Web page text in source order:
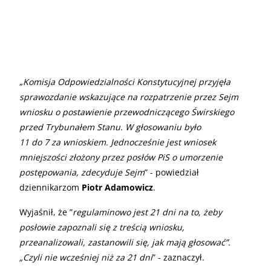
„Komisja Odpowiedzialności Konstytucyjnej przyjęła
sprawozdanie wskazujące na rozpatrzenie przez Sejm
wniosku o postawienie przewodniczącego Świrskiego
przed Trybunałem Stanu. W głosowaniu było
11 do 7 za wnioskiem. Jednocześnie jest wniosek
mniejszości złożony przez posłów PiS o umorzenie
postępowania, zdecyduje Sejm” - powiedział
dziennikarzom Piotr Adamowicz.
Wyjaśnił, że ”regulaminowo jest 21 dni na to, żeby
posłowie zapoznali się z treścią wniosku,
przeanalizowali, zastanowili się, jak mają głosować”.
„Czyli nie wcześniej niż za 21 dni” - zaznaczył.